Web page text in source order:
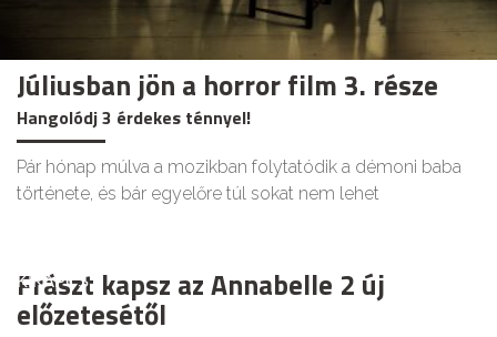
Júliusban jön a horror film 3. része
Hangolódj 3 érdekes ténnyel!
Pár hónap múlva a mozikban folytatódik a démoni baba
története, és bár egyelőre túl sokat nem lehet
KIKAPCS
Frászt kapsz az Annabelle 2 új
előzetesétől